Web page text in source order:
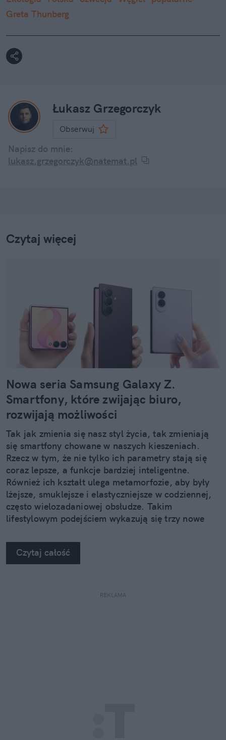
Greta Thunberg
Łukasz Grzegorczyk
Obserwuj
Napisz do mnie:
lukasz.grzegorczyk@natemat.pl
Czytaj więcej
Nowa seria Samsung Galaxy Z.
Smartfony, które zwijając biuro,
rozwijają możliwości
Tak jak zmienia się nasz styl życia, tak zmieniają
się smartfony chowane w naszych kieszeniach.
Rzecz w tym, że nie tylko ich parametry stają się
coraz lepsze, a funkcje bardziej inteligentne.
Również ich kształt ulega metamorfozie, aby były
lżejsze, smuklejsze i elastyczniejsze w codziennej,
często wielozadaniowej obsłudze. Takim
lifestylowym podejściem wykazują się trzy nowe
Czytaj całość
REKLAMA